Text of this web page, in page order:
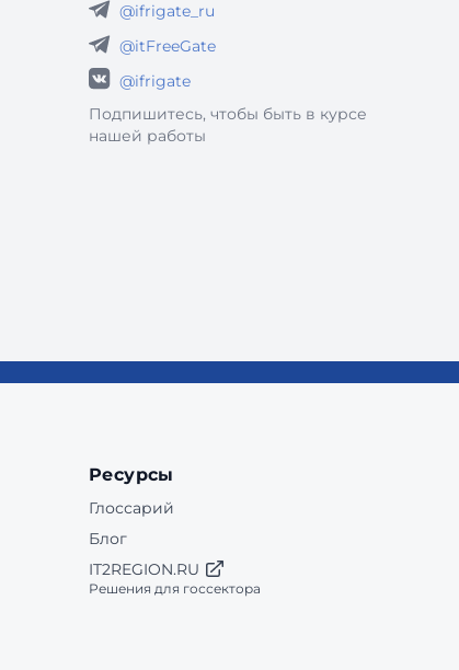
@ifrigate_ru
@itFreeGate
@ifrigate
Подпишитесь, чтобы быть в курсе
нашей работы
Ресурсы
Глоссарий
Блог
IT2REGION.RU
Решения для госсектора